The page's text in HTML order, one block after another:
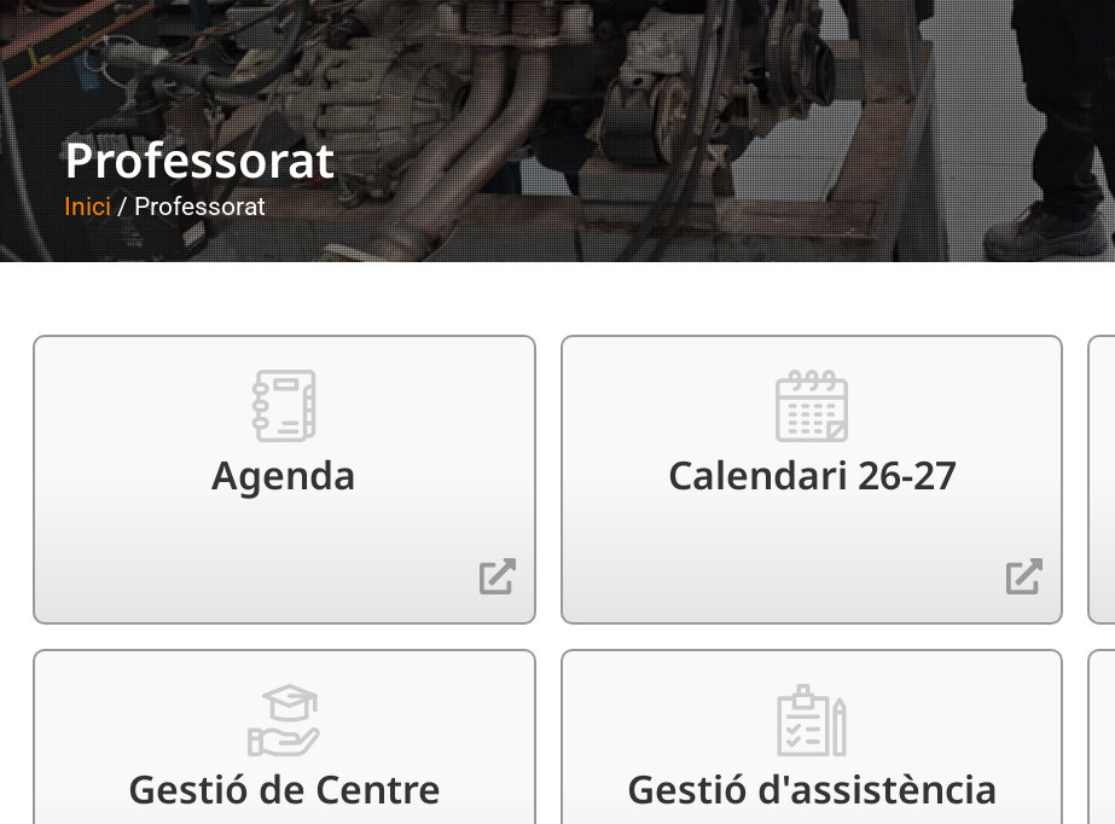
Professorat
Inici/ Professorat
Agenda Calendari 26-27
Gestió de Centre Gestió d'assistència